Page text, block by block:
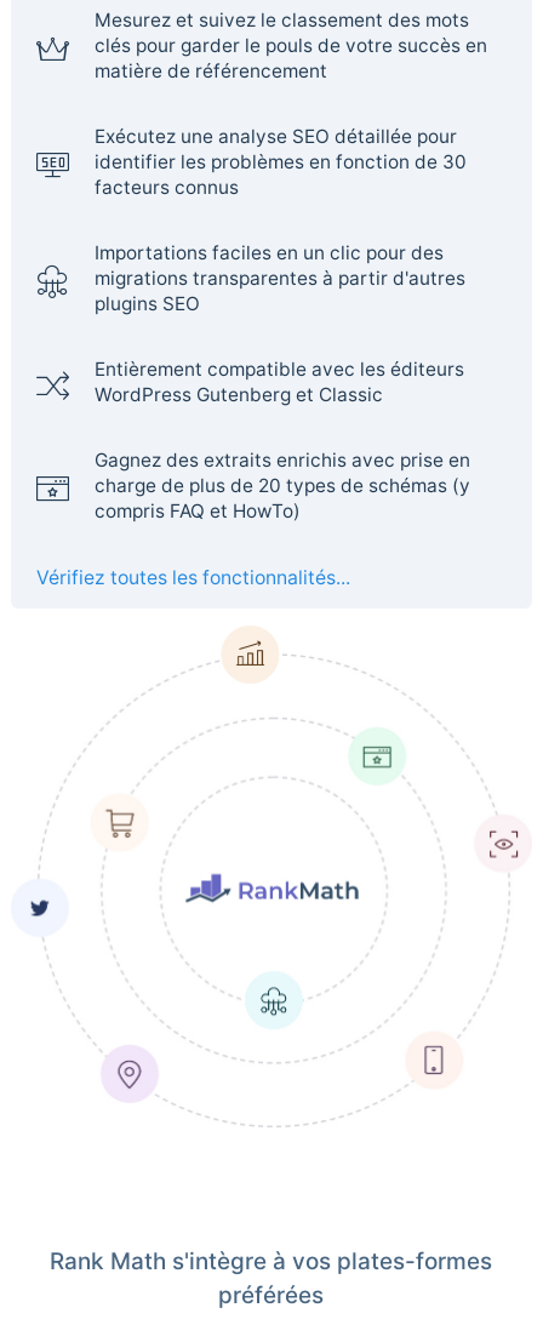
Mesurez et suivez le classement des mots
clés pour garder le pouls de votre succès en
matière de référencement
Exécutez une analyse SEO détaillée pour
identifier les problèmes en fonction de 30
facteurs connus
Importations faciles en un clic pour des
migrations transparentes à partir d'autres
plugins SEO
Entièrement compatible avec les éditeurs
WordPress Gutenberg et Classic
Gagnez des extraits enrichis avec prise en
charge de plus de 20 types de schémas (y
compris FAQ et HowTo)
Vérifiez toutes les fonctionnalités...
Rank Math s'intègre à vos plates-formes
préférées